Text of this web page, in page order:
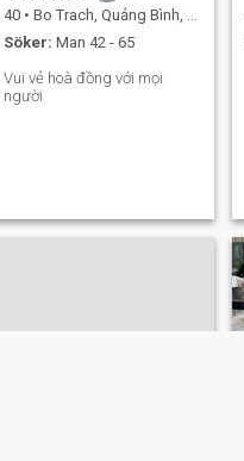
40 • Bo Trach, Quảng Bình, Vietnam
Söker: Man 42 - 65
Vui vẻ hoà đồng với mọi
người